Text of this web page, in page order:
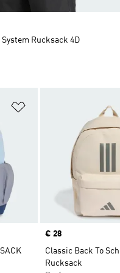
Zur Wunschliste
Price
€ 28
Classic Back To
Rucksack
Rucksack 4D